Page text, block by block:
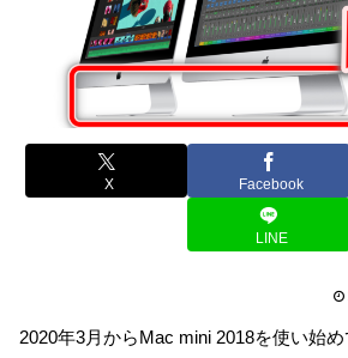
X Facebook
LINE
2020年3月からMac mini 2018を使い始